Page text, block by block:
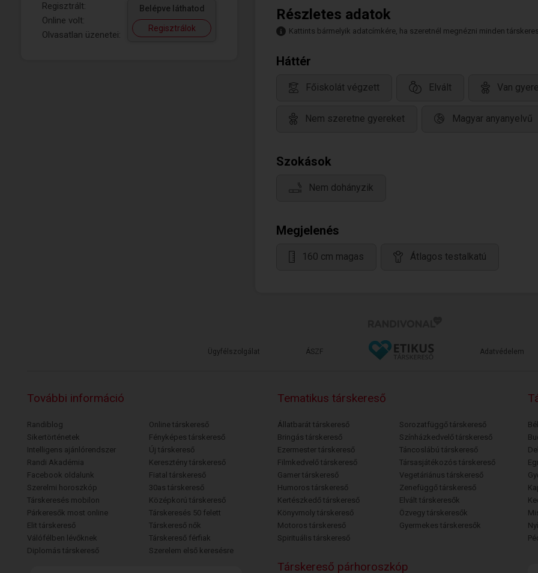
Regisztrált:
Online volt:
Olvasatlan üzenetei:
Belépve láthatod
Regisztrálok
Részletes adatok
Kattints bármelyik adatcímkére, ha szeretnél megnézni minden
Háttér
Főiskolát végzett Elvált Van
Nem szeretne gyereket Magyar anyanyelvű
Szokások
Nem dohányzik
Megjelenés
160 cm magas Átlagos testalkatú
Ügyfélszolgálat ÁSZF Adatvédelem
További információ
Randiblog
Sikertörténetek
Intelligens ajánlórendszer
Randi Akadémia
Facebook oldalunk
Szerelmi horoszkóp
Társkeresés mobilon
Párkeresők most online
Elit társkereső
Válófélben lévőknek
Diplomás társkereső
Online társkereső
Fényképes társkereső
Új társkereső
Keresztény társkereső
Fiatal társkereső
30as társkereső
Középkorú társkereső
Társkeresés 50 felett
Társkereső nők
Társkereső férfiak
Szerelem első keresésre
Tematikus társkereső
Állatbarát társkereső
Bringás társkereső
Ezermester társkereső
Filmkedvelő társkereső
Gamer társkereső
Humoros társkereső
Kertészkedő társkereső
Könyvmoly társkereső
Motoros társkereső
Spirituális társkereső
Sorozatfüggő társkereső
Színházkedvelő társkereső
Táncoslábú társkereső
Társasjátékozós társkereső
Vegetáriánus társkereső
Zenefüggő társkereső
Elvált társkeresők
Özvegy társkeresők
Gyermekes társkeresők
Társkereső párhoroszkóp